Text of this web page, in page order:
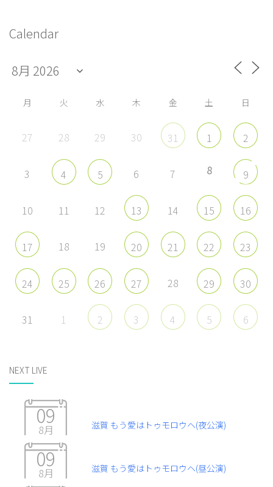
ン
ィ
ー
を
Facebook
示
ィ
ー
を
Twitter
ィ
ー
を
Instagram
YouTube
示
Calendar
月 火 水 木 金 土 日
27 28 29 30 31 1 2
3 4 5 6 7 8 9
10 11 12 13 14 15 16
17 18 19 20 21 22 23
24 25 26 27 28 29 30
31 1 2 3 4 5 6
NEXT LIVE
09
8月 滋賀 もう愛はトゥモロウヘ(夜公演)
09
8月 滋賀 もう愛はトゥモロウヘ(昼公演)